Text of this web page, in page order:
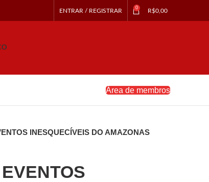
ENTRAR / REGISTRAR 0 R$0,00
Área de membros
INESQUECÍVEIS DO AMAZONAS